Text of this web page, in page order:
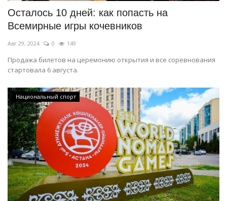
Осталось 10 дней: как попасть на
Всемирные игры кочевников
Авг 29, 2024 0 149
Продажа билетов на церемонию открытия и все соревнования
стартовала 6 августа.
Национальный спорт